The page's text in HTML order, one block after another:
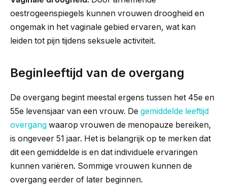
oestrogeenspiegels kunnen vrouwen droogheid en
ongemak in het vaginale gebied ervaren, wat kan
leiden tot pijn tijdens seksuele activiteit.
Beginleeftijd van de overgang
De overgang begint meestal ergens tussen het 45e en
55e levensjaar van een vrouw. De gemiddelde leeftijd
overgang waarop vrouwen de menopauze bereiken,
is ongeveer 51 jaar. Het is belangrijk op te merken dat
dit een gemiddelde is en dat individuele ervaringen
kunnen variëren. Sommige vrouwen kunnen de
overgang eerder of later beginnen.